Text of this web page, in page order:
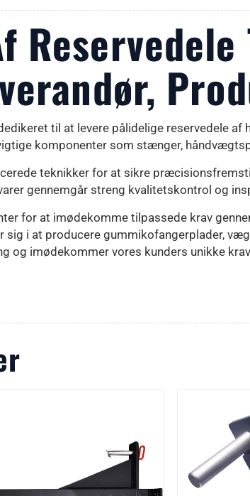
til at levere pålidelige reservedele
komponenter som stænger,
teknikker for at sikre
gennemgår streng kvalitetskontrol og
for at imødekomme tilpassede krav
sig i at producere gummikofangerplader,
og imødekommer vores kunders unikke